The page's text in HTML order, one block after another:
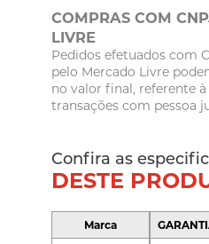
COMPRAS COM
LIVRE
Pedidos efetuados com
pelo Mercado Livre
no valor final, referente
transações com pessoa
Confira as
DESTE
Marca